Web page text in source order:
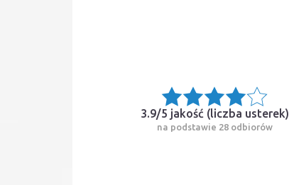
3.9/5 jakość (liczba usterek)
na podstawie 28 odbiorów